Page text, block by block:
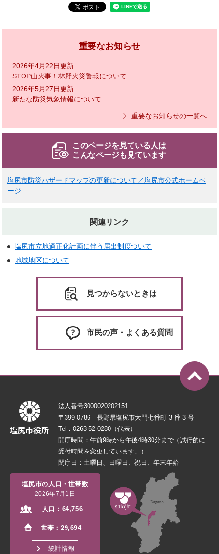
重要なお知らせ
2026年4月22日更新
STOP山火事！林野火災警報について
2026年5月27日更新
新たな防災気象情報について
重要なお知らせの一覧へ
このページを見ている人は
こんなページも見ています
塩尻市防災ハザードマップの更新について／塩尻市公式ホームペ
ージ
関連リンク
塩尻市立地適正化計画に伴う届出制度ついて
地域地区について
見つからないときは
市民の声・よくある質問
法人番号3000020202151
〒399-0786 長野県塩尻市大門七番町 3 番 3 号
Tel：0263-52-0280（代表）
開庁時間：午前9時から午後4時30分まで（試行的に
受付時間を変更しています。）
閉庁日：土曜日、日曜日、祝日、年末年始
塩尻市の人口・世帯数
2026年7月1日
人口： 64,756
世帯：29,694
統計情報